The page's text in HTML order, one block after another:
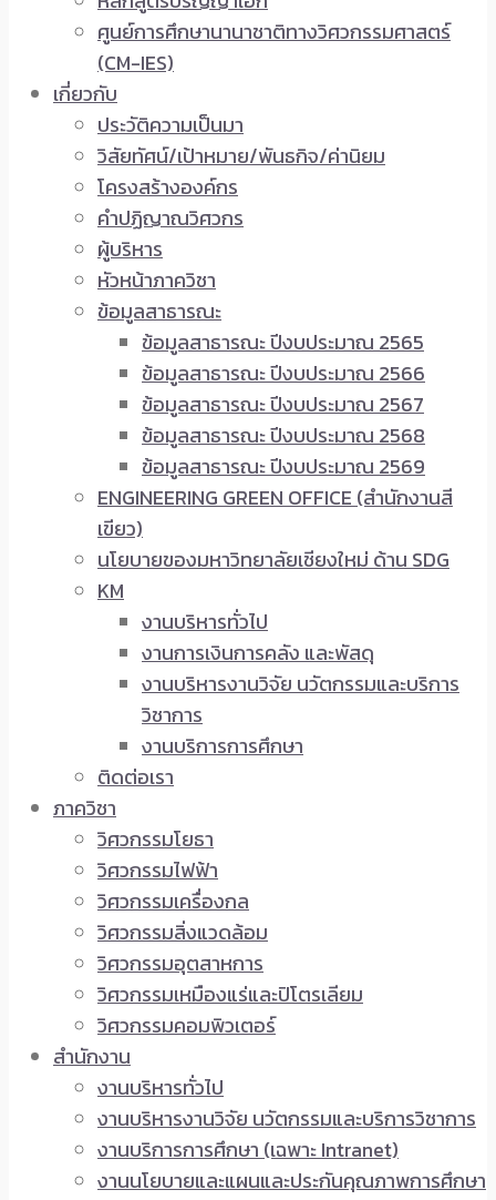
ศูนย์การศึกษานานาชาติทางวิศวกรรมศาสตร์
(CM-IES)
เกี่ยวกับ
ประวัติความเป็นมา
วิสัยทัศน์/เป้าหมาย/พันธกิจ/ค่านิยม
โครงสร้างองค์กร
คำปฏิญาณวิศวกร
ผู้บริหาร
หัวหน้าภาควิชา
ข้อมูลสาธารณะ
ข้อมูลสาธารณะ ปีงบประมาณ 2565
ข้อมูลสาธารณะ ปีงบประมาณ 2566
ข้อมูลสาธารณะ ปีงบประมาณ 2567
ข้อมูลสาธารณะ ปีงบประมาณ 2568
ข้อมูลสาธารณะ ปีงบประมาณ 2569
ENGINEERING GREEN OFFICE (สำนักงานสี
เขียว)
นโยบายของมหาวิทยาลัยเชียงใหม่ ด้าน SDG
KM
งานบริหารทั่วไป
งานการเงินการคลัง และพัสดุ
งานบริหารงานวิจัย นวัตกรรมและบริการ
วิชาการ
งานบริการการศึกษา
ติดต่อเรา
ภาควิชา
วิศวกรรมโยธา
วิศวกรรมไฟฟ้า
วิศวกรรมเครื่องกล
วิศวกรรมสิ่งแวดล้อม
วิศวกรรมอุตสาหการ
วิศวกรรมเหมืองแร่และปิโตรเลียม
วิศวกรรมคอมพิวเตอร์
สำนักงาน
งานบริหารทั่วไป
งานบริหารงานวิจัย นวัตกรรมและบริการวิชาการ
งานบริการการศึกษา (เฉพาะ Intranet)
งานนโยบายและแผนและประกันคุณภาพการศึกษา